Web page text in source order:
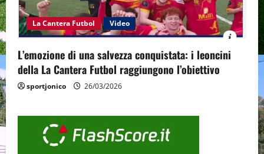
La Cantera Futbol Video
L’emozione di una salvezza conquistata: i leoncini
della La Cantera Futbol raggiungono l’obiettivo
sportjonico 26/03/2026